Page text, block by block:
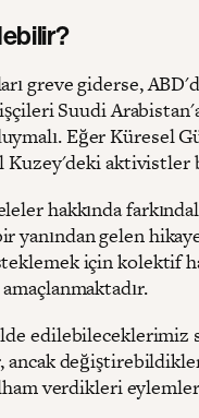
greve giderse,
Suudi
Eğer Küresel
aktivistler
hakkında
yanından gelen
için kolektif
edilebileceklerimiz
ancak
verdikleri eylemler